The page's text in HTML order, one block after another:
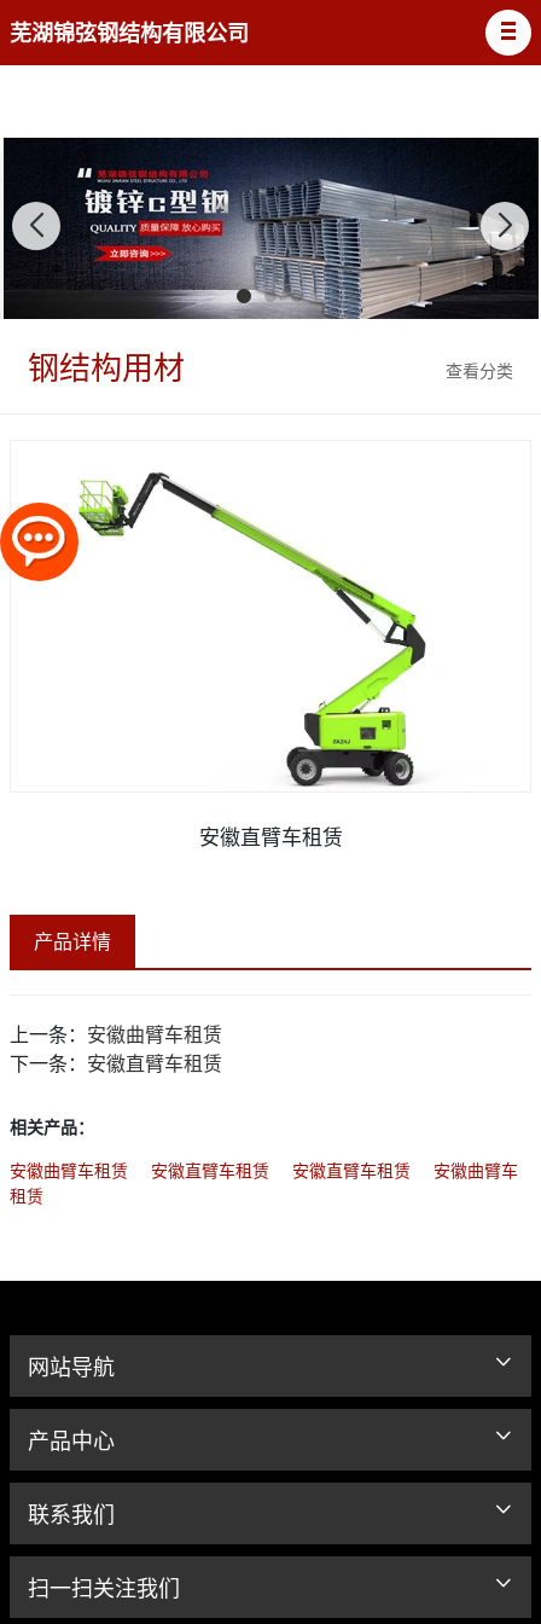
芜湖锦弦钢结构有限公司
查看分类
钢结构用材
安徽直臂车租赁
产品详情
上一条： 安徽曲臂车租赁
下一条： 安徽直臂车租赁
相关产品：
安徽曲臂车租赁
安徽直臂车租赁 安徽直臂车租赁
安徽曲臂车
租赁
网站导航
产品中心
联系我们
扫一扫关注我们